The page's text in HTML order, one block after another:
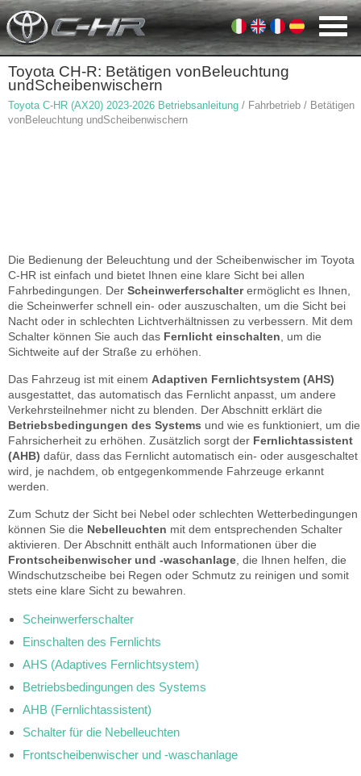
Toyota CH-R: Betätigen vonBeleuchtung
undScheibenwischern
Toyota C-HR (AX20) 2023-2026 Betriebsanleitung / Fahrbetrieb / Betätigen
vonBeleuchtung undScheibenwischern
Die Bedienung der Beleuchtung und der Scheibenwischer im Toyota
C-HR ist einfach und bietet Ihnen eine klare Sicht bei allen
Fahrbedingungen. Der Scheinwerferschalterermöglicht es Ihnen,
die Scheinwerfer schnell ein- oder auszuschalten, um die Sicht bei
Nacht oder in schlechten Lichtverhältnissen zu verbessern. Mit dem
Schalter können Sie auch das Fernlicht einschalten , um die
Sichtweite auf der Straße zu erhöhen.
Das Fahrzeug ist mit einem Adaptiven Fernlichtsystem (AHS)
ausgestattet, das automatisch das Fernlicht anpasst, um andere
Verkehrsteilnehmer nicht zu blenden. Der Abschnitt erklärt die
Betriebsbedingungen des Systems und wie es funktioniert, um die
Fahrsicherheit zu erhöhen. Zusätzlich sorgt der Fernlichtassistent
(AHB) dafür, dass das Fernlicht automatisch ein- oder ausgeschaltet
wird, je nachdem, ob entgegenkommende Fahrzeuge erkannt
werden.
Zum Schutz der Sicht bei Nebel oder schlechten Wetterbedingungen
können Sie die Nebelleuchten mit dem entsprechenden Schalter
aktivieren. Der Abschnitt enthält auch Informationen über die
Frontscheibenwischer und -waschanlage , die Ihnen helfen, die
Windschutzscheibe bei Regen oder Schmutz zu reinigen und somit
stets eine klare Sicht zu bewahren.
Scheinwerferschalter
Einschalten des Fernlichts
AHS (Adaptives Fernlichtsystem)
Betriebsbedingungen des Systems
AHB (Fernlichtassistent)
Schalter für die Nebelleuchten
Frontscheibenwischer und -waschanlage